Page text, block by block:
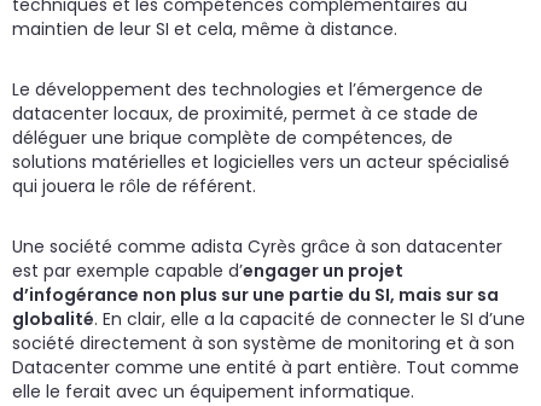
techniques et les compétences complémentaires au
maintien de leur SI et cela, même à distance.
Le développement des technologies et l’émergence de
datacenter locaux, de proximité, permet à ce stade de
déléguer une brique complète de compétences, de
solutions matérielles et logicielles vers un acteur spécialisé
qui jouera le rôle de référent.
Une société comme adista Cyrès grâce à son datacenter
est par exemple capable d’engager un projet
d’infogérance non plus sur une partie du SI, mais sur sa
globalité. En clair, elle a la capacité de connecter le SI d’une
société directement à son système de monitoring et à son
Datacenter comme une entité à part entière. Tout comme
elle le ferait avec un équipement informatique.